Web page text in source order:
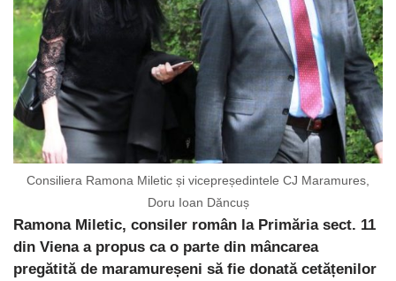
Consiliera Ramona Miletic și vicepreședintele CJ Maramures,
Doru Ioan Dăncuș
Ramona Miletic, consiler român la Primăria sect. 11
din Viena a propus ca o parte din mâncarea
pregătită de maramureșeni să fie donată cetățenilor